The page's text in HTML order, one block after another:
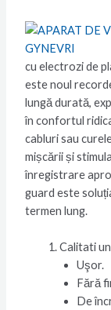
cu electrozi de
este noul
lungă durată,
în confortul
cabluri sau
mișcării și
înregistrare
guard este
termen lung.
Calitati
Uşor.
Fără
De